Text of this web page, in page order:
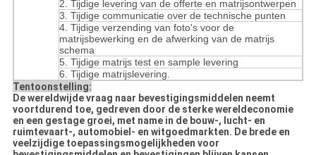
2. Tijdige levering van de offerte en matrijsontwerpen
3. Tijdige communicatie over de technische punten
4. Tijdige verzending van foto's voor de
matrijsbewerking en de afwerking van de matrijs
schema
5. Tijdige matrijs test en sample levering
6. Tijdige matrijslevering.
Tentoonstelling:
De wereldwijde vraag naar bevestigingsmiddelen neemt
voortdurend toe, gedreven door de sterke wereldeconomie
en een gestage groei, met name in de bouw-, lucht- en
ruimtevaart-, automobiel- en witgoedmarkten. De brede en
veelzijdige toepassingsmogelijkheden voor